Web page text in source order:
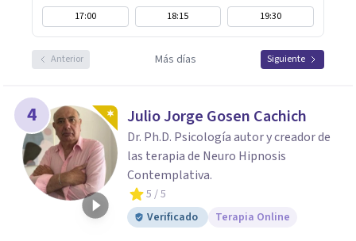
17:00 18:15 19:30
Anterior Más días Siguiente
4 Julio Jorge Gosen Cachich
Dr. Ph.D. Psicología autor y creador de
las terapia de Neuro Hipnosis
Contemplativa.
5 / 5
Verificado
Terapia Online